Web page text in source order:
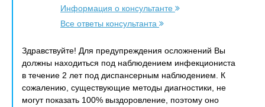
Информация о консультанте
Все ответы консультанта
Здравствуйте! Для предупреждения осложнений Вы
должны находиться под наблюдением инфекциониста
в течение 2 лет под диспансерным наблюдением. К
сожалению, существующие методы диагностики, не
могут показать 100% выздоровление, поэтому оно